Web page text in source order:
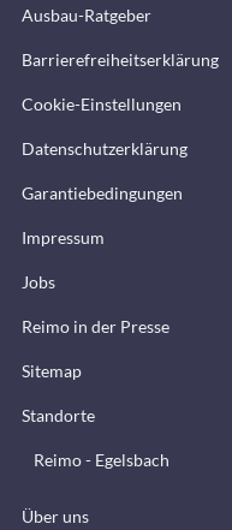
Ausbau-Ratgeber
Barrierefreiheitserklärung
Cookie-Einstellungen
Datenschutzerklärung
Garantiebedingungen
Impressum
Jobs
Reimo in der Presse
Sitemap
Standorte
Reimo - Egelsbach
Über uns